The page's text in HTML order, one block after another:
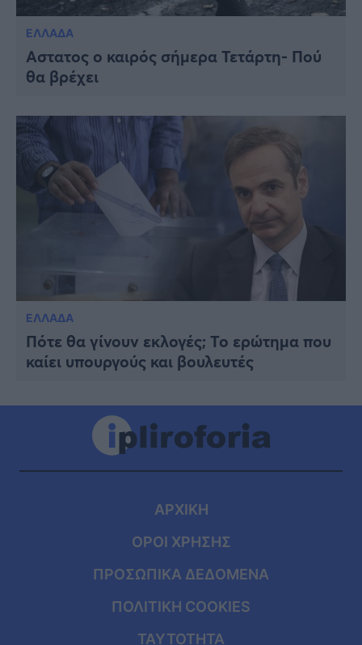
ΕΛΛΑΔΑ
Αστατος ο καιρός σήμερα Τετάρτη- Πού
θα βρέχει
ΕΛΛΑΔΑ
Πότε θα γίνουν εκλογές; Το ερώτημα που
καίει υπουργούς και βουλευτές
ΑΡΧΙΚΗ
ΟΡΟΙ ΧΡΗΣΗΣ
ΠΡΟΣΩΠΙΚΑ ΔΕΔΟΜΕΝΑ
ΠΟΛΙΤΙΚΗ COOKIES
ΤΑΥΤΟΤΗΤΑ